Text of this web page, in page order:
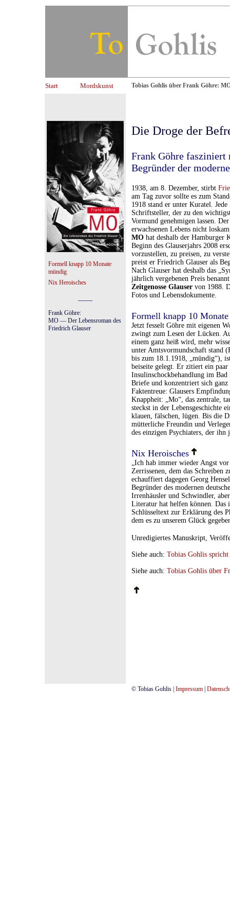
Start Mordskunst Tobias Gohlis über Frank Göhre:
Formell knapp 10 Monate
mündig
Nix Heroisches
Frank Göhre:
MO — Der Lebensroman des
Friedrich Glauser
Die Droge der
Frank Göhre fasziniert
Begründer der
1938, am 8. Dezember, stirbt
am Tag zuvor sollte es zum
1918 stand er unter Kuratel.
Schriftsteller, der zu den
Vormund genehmigen lassen.
erwachsenen Lebens nicht
MO hat deshalb der
Beginn des Glauserjahrs 2008
vorzustellen, zu preisen, zu
preist er Friedrich Glauser als
Nach Glauser hat deshalb das
jährlich vergebenen Preis
Zeitgenosse Glauser von 1988.
Fotos und Lebensdokumente.
Formell knapp 10
Jetzt fesselt Göhre mit eigenen
zwingt zum Lesen der Lücken.
einem ganz heiß wird, mehr
unter Amtsvormundschaft stand
bis zum 18.1.1918, „mündig“),
beiseite gelegt. Er zitiert ein
Insulinschockbehandlung im
Briefe und konzentriert sich
Faktentreue: Glausers
Knappheit: „Mo“, das zentrale,
steckst in der Lebensgeschichte
klauen, fälschen, lügen. Bis die
mütterliche Freundin und
des einzigen Psychiaters, der
Nix Heroisches
„Ich hab immer wieder Angst
Zerrissenen, dem das
echauffiert dagegen Georg
Begründer des modernen
Irrenhäusler und Schwindler,
Literatur hat helfen können.
Schlüsseltext zur Erklärung des
dem es zu unserem Glück
Unredigiertes Manuskript,
Siehe auch: Tobias Gohlis
Siehe auch: Tobias Gohlis über
© Tobias Gohlis | Impressum